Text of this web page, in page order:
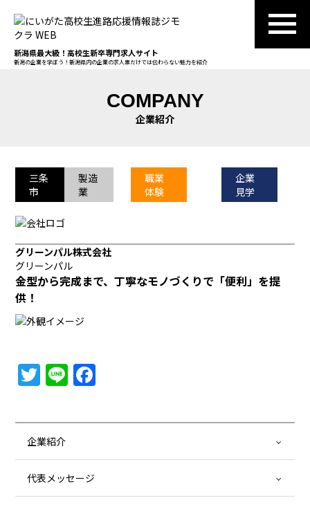
新潟県最大級！高校生新卒専門求人サイト
新潟の企業を学ぼう！新潟県内の企業の求人票だけでは伝わらない魅力を紹介
COMPANY
企業紹介
三条
市
製造
業
職業
体験
企業
見学
グリーンパル株式会社
グリーンパル
金型から完成まで、丁寧なモノづくりで「便利」を提
供！
Twitter
Line
企業紹介
代表メッセージ